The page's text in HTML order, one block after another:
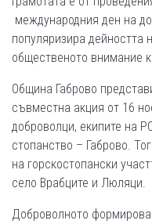
международния ден на
популяризира дейността
общественото внимание
Община Габрово
съвместна акция от 16
доброволци, екипите на
стопанство – Габрово.
на горскостопански
село Врабците и Люляци.
Доброволното